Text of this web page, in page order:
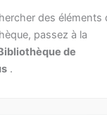
des éléments
passez à la
de
.